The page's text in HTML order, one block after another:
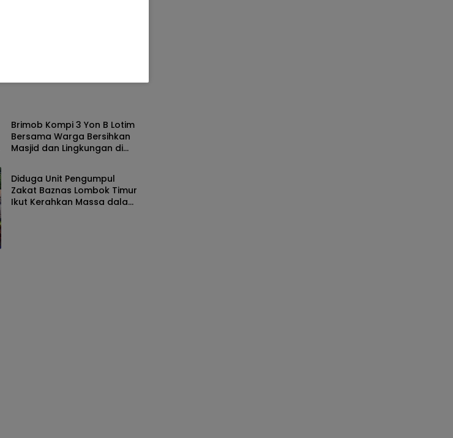
Brimob Kompi 3 Yon B Lotim
Bersama Warga Bersihkan
Masjid dan Lingkungan di
Berita
Diduga Unit Pengumpul
Zakat Baznas Lombok Timur
Ikut Kerahkan Massa dalam